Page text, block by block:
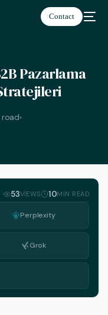
Contact
Pazarlama
road
53VIEWS 10MIN READ
Perplexity
Grok